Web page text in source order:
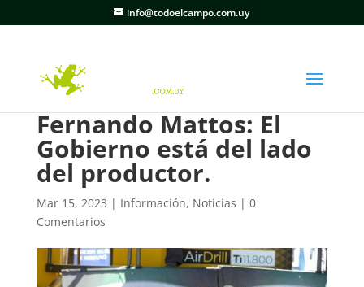
info@todoelcampo.com.uy
Fernando Mattos: El
Gobierno está del lado
del productor.
Mar 15, 2023 | Información, Noticias | 0
Comentarios